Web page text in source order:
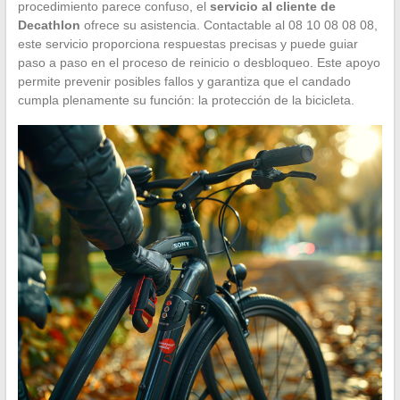
procedimiento parece confuso, el servicio al cliente de
Decathlon ofrece su asistencia. Contactable al 08 10 08 08 08,
este servicio proporciona respuestas precisas y puede guiar
paso a paso en el proceso de reinicio o desbloqueo. Este apoyo
permite prevenir posibles fallos y garantiza que el candado
cumpla plenamente su función: la protección de la bicicleta.